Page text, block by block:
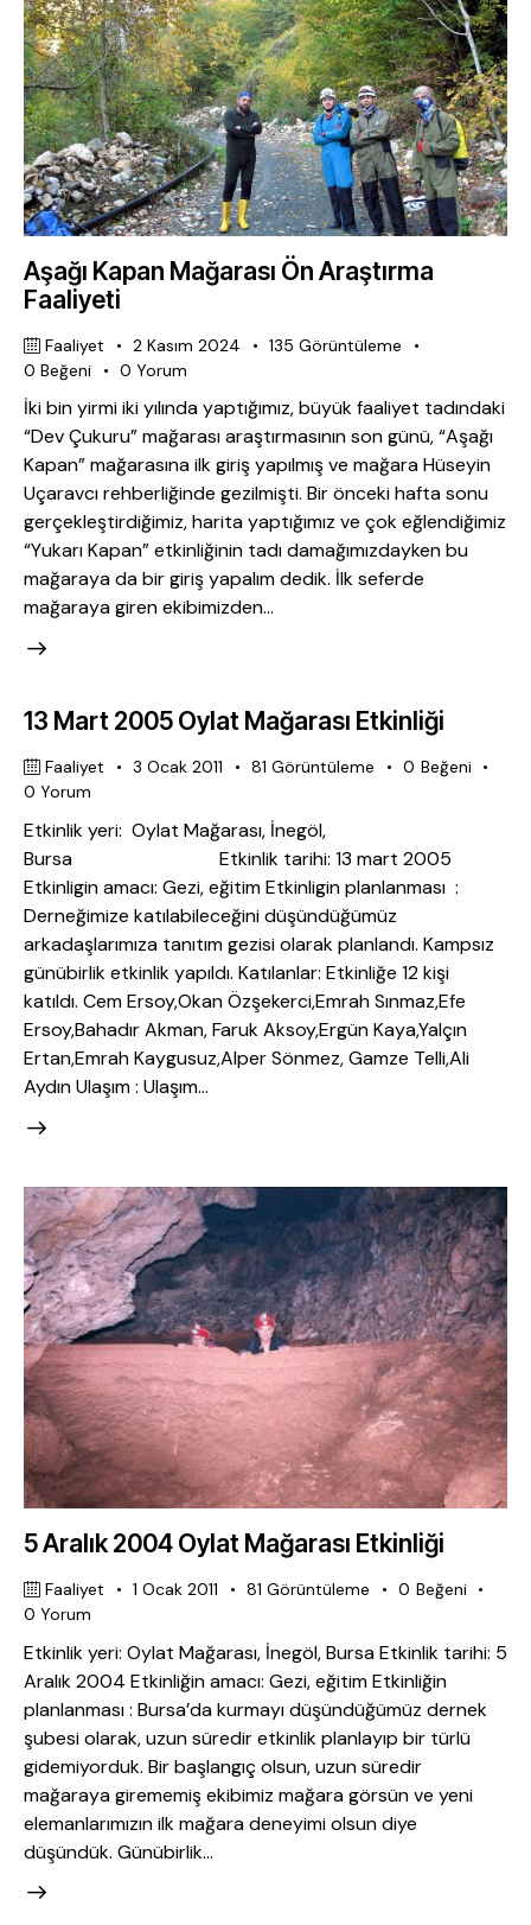
Aşağı Kapan Mağarası Ön Araştırma
Faaliyeti
Faaliyet 2 Kasım 2024 135 Görüntüleme
0 Beğeni 0 Yorum
İki bin yirmi iki yılında yaptığımız, büyük faaliyet tadındaki
“Dev Çukuru” mağarası araştırmasının son günü, “Aşağı
Kapan” mağarasına ilk giriş yapılmış ve mağara Hüseyin
Uçaravcı rehberliğinde gezilmişti. Bir önceki hafta sonu
gerçekleştirdiğimiz, harita yaptığımız ve çok eğlendiğimiz
“Yukarı Kapan” etkinliğinin tadı damağımızdayken bu
mağaraya da bir giriş yapalım dedik. İlk seferde
mağaraya giren ekibimizden…
13 Mart 2005 Oylat Mağarası Etkinliği
Faaliyet 3 Ocak 2011 81 Görüntüleme 0 Beğeni
0 Yorum
Etkinlik yeri: Oylat Mağarası, İnegöl,
Bursa Etkinlik tarihi: 13 mart 2005
Etkinligin amacı: Gezi, eğitim Etkinligin planlanması :
Derneğimize katılabileceğini düşündüğümüz
arkadaşlarımıza tanıtım gezisi olarak planlandı. Kampsız
günübirlik etkinlik yapıldı. Katılanlar: Etkinliğe 12 kişi
katıldı. Cem Ersoy,Okan Özşekerci,Emrah Sınmaz,Efe
Ersoy,Bahadır Akman, Faruk Aksoy,Ergün Kaya,Yalçın
Ertan,Emrah Kaygusuz,Alper Sönmez, Gamze Telli,Ali
Aydın Ulaşım : Ulaşım…
5 Aralık 2004 Oylat Mağarası Etkinliği
Faaliyet 1 Ocak 2011 81 Görüntüleme 0 Beğeni
0 Yorum
Etkinlik yeri: Oylat Mağarası, İnegöl, Bursa Etkinlik tarihi: 5
Aralık 2004 Etkinliğin amacı: Gezi, eğitim Etkinliğin
planlanması : Bursa’da kurmayı düşündüğümüz dernek
şubesi olarak, uzun süredir etkinlik planlayıp bir türlü
gidemiyorduk. Bir başlangıç olsun, uzun süredir
mağaraya girememiş ekibimiz mağara görsün ve yeni
elemanlarımızın ilk mağara deneyimi olsun diye
düşündük. Günübirlik…